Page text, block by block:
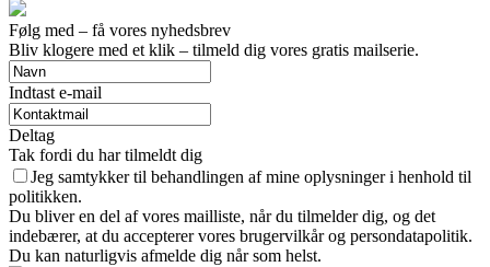
Følg med – få vores nyhedsbrev
Bliv klogere med et klik – tilmeld dig vores gratis mailserie.
Indtast e-mail
Deltag
Tak fordi du har tilmeldt dig
Jeg samtykker til behandlingen af mine oplysninger i henhold til
politikken.
Du bliver en del af vores mailliste, når du tilmelder dig, og det
indebærer, at du accepterer vores brugervilkår og persondatapolitik.
Du kan naturligvis afmelde dig når som helst.